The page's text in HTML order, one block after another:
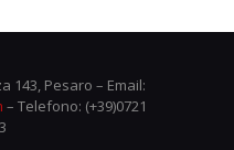
143, Pesaro – Email:
– Telefono: (+39)0721